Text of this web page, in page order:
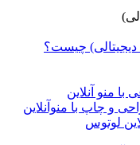
دیجیتالی) چیست؟
با منو آنلاین
و چاپ با منوآنلاین
لوتوس